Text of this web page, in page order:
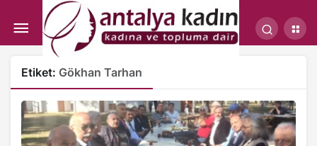
Etiket: Gökhan Tarhan